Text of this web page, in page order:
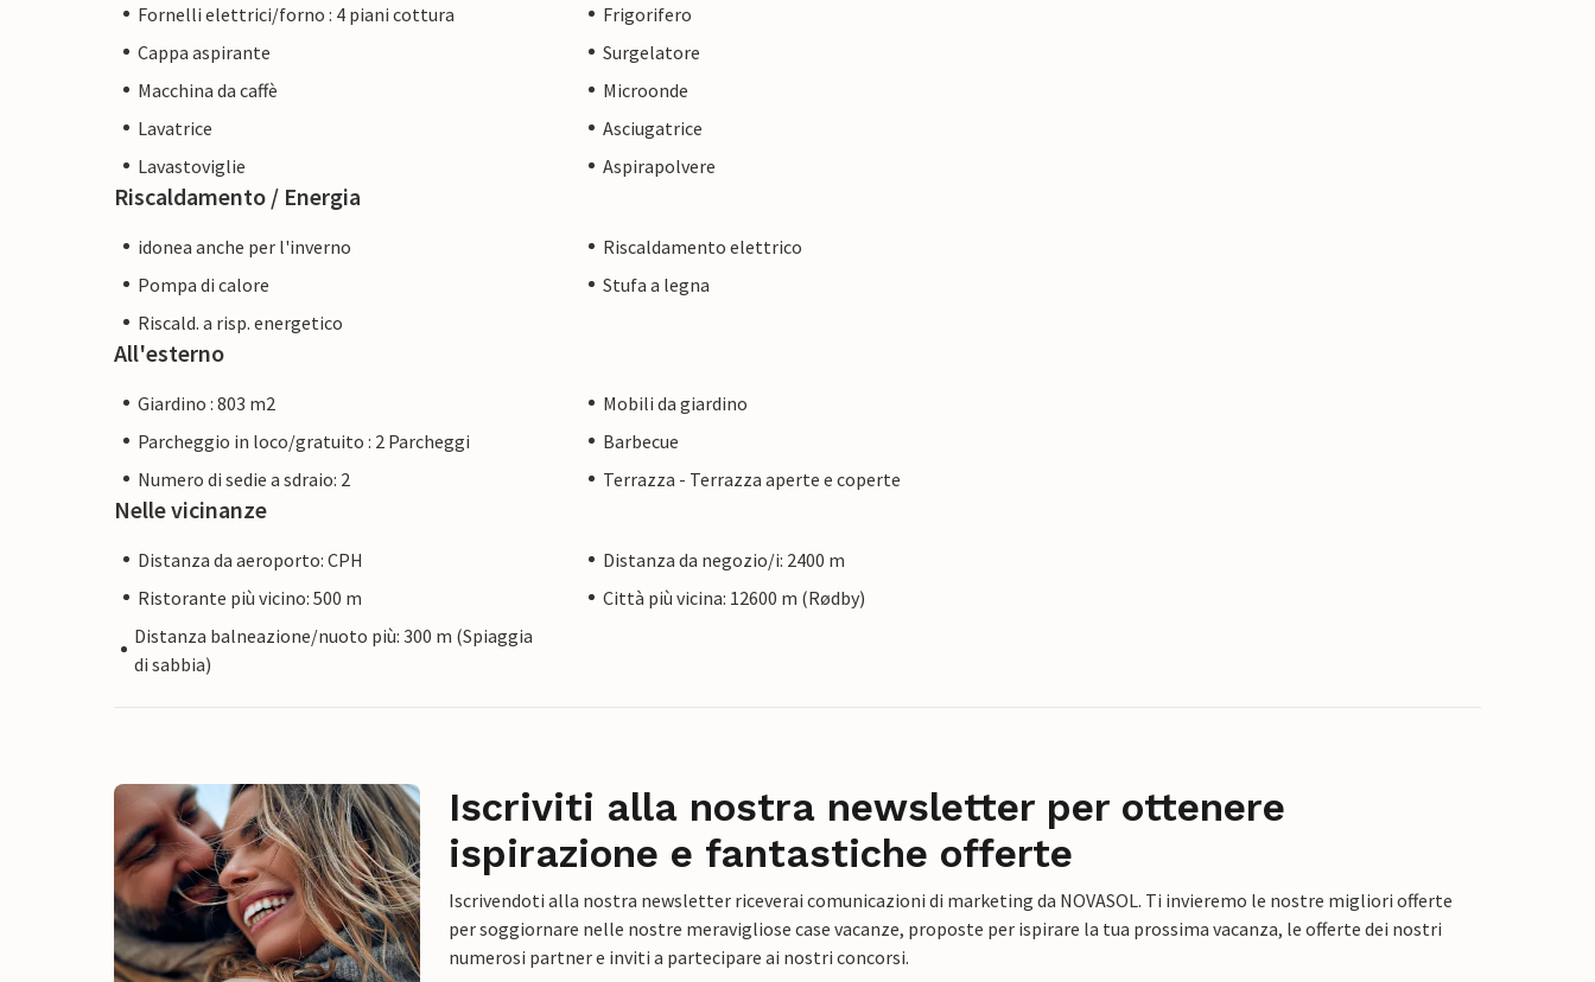
Fornelli elettrici/forno : 4 piani cottura
Frigorifero
Cappa aspirante
Surgelatore
Macchina da caffè
Microonde
Lavatrice
Asciugatrice
Lavastoviglie
Aspirapolvere
Riscaldamento / Energia
idonea anche per l'inverno
Riscaldamento elettrico
Pompa di calore
Stufa a legna
Riscald. a risp. energetico
All'esterno
Giardino : 803 m2
Mobili da giardino
Parcheggio in loco/gratuito : 2 Parcheggi
Barbecue
Numero di sedie a sdraio: 2
Terrazza - Terrazza aperte e coperte
Nelle vicinanze
Distanza da aeroporto: CPH
Distanza da negozio/i: 2400 m
Ristorante più vicino: 500 m
Città più vicina: 12600 m (Rødby)
Distanza balneazione/nuoto più: 300 m (Spiaggia
di sabbia)
Iscriviti alla nostra newsletter per ottenere
ispirazione e fantastiche offerte
Iscrivendoti alla nostra newsletter riceverai comunicazioni di marketing da NOVASOL. Ti invieremo le nostre migliori offerte
per soggiornare nelle nostre meravigliose case vacanze, proposte per ispirare la tua prossima vacanza, le offerte dei nostri
numerosi partner e inviti a partecipare ai nostri concorsi.